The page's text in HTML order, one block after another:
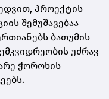
პროექტის
შემუშავებაა
ბათუმის
უძრავ
ჭოროხის